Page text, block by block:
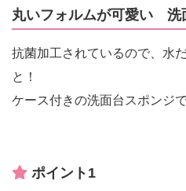
丸いフォルムが可愛い 洗
抗菌加工されているので、水
と！
ケース付きの洗面台スポンジで
ポイント1